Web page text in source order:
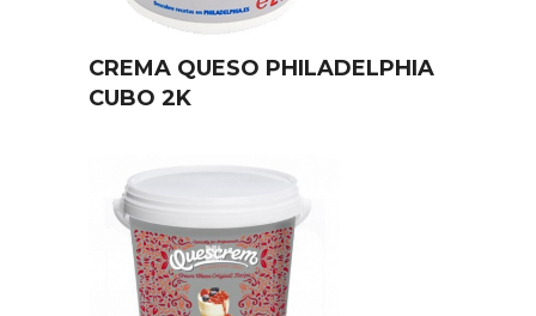
CREMA QUESO PHILADELPHIA
CUBO 2K